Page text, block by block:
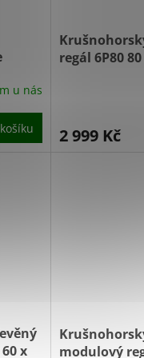
u nás
regál 6P80
2 999 Kč
x
modulový